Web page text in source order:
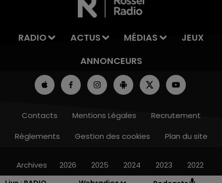
RADIO ACTUS MÉDIAS
JEUX
ANNONCEURS
Contacts Mentions Légales
Recrutement
Règlements
Gestion des cookies Plan du site
Archives 2026 2025 2024 2023 2022